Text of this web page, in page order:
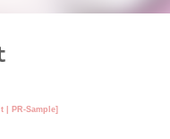
| PR-Sample]